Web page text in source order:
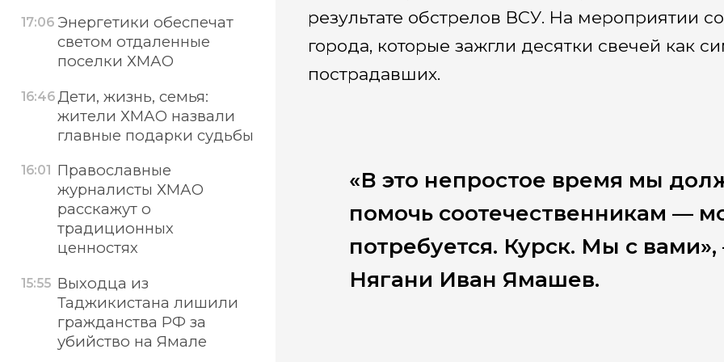
результате обстрелов ВСУ. На мероприятии
города, которые зажгли десятки свечей как
пострадавших.
«В это непростое время мы
помочь соотечественникам —
потребуется. Курск. Мы с
Нягани Иван Ямашев.
17:06 Энергетики обеспечат
светом отдаленные
поселки ХМАО
16:46Дети, жизнь, семья:
жители ХМАО назвали
главные подарки судьбы
16:01
Православные
журналисты ХМАО
расскажут о
традиционных
ценностях
15:55 Выходца из
Таджикистана лишили
гражданства РФ за
убийство на Ямале